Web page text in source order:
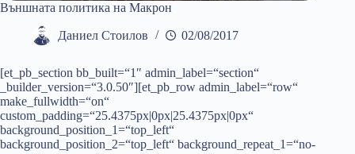
Външната политика на Макрон
Даниел Стоилов 02/08/2017
[et_pb_section bb_built=“1″ admin_label=“section“
_builder_version=“3.0.50″][et_pb_row admin_label=“row“
make_fullwidth=“on“
custom_padding=“25.4375px|0px|25.4375px|0px“
background_position_1=“top_left“
background_position_2=“top_left“ background_repeat_1=“no-